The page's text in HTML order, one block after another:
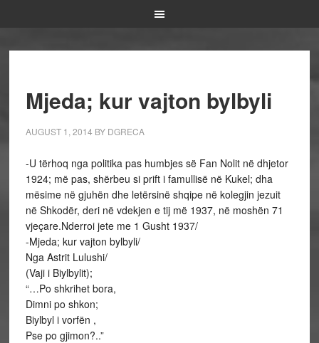
Mjeda; kur vajton bylbyli
AUGUST 1, 2014 BY DGRECA
-U tërhoq nga politika pas humbjes së Fan Nolit në dhjetor
1924; më pas, shërbeu si prift i famullisë në Kukel; dha
mësime në gjuhën dhe letërsinë shqipe në kolegjin jezuit
në Shkodër, deri në vdekjen e tij më 1937, në moshën 71
vjeçare.Nderroi jete me 1 Gusht 1937/
-Mjeda; kur vajton bylbyli/
Nga Astrit Lulushi/
(Vaji i Biylbylit);
“…Po shkrihet bora,
Dimni po shkon;
Biylbyl i vorfën ,
Pse po gjimon?..”